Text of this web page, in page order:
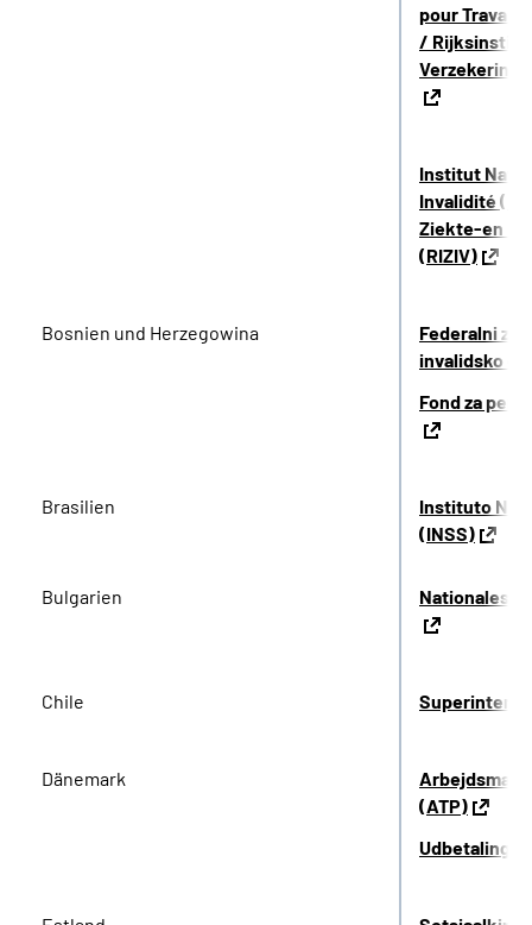
pour
/
Institut
Invalidité
Ziekte-en
(RIZIV)
Bosnien und Herzegowina
Federalni
invalidsko
Fond za
Brasilien
Instituto
(INSS)
Bulgarien Nationales
Chile
Dänemark
(ATP)
Udbetaling